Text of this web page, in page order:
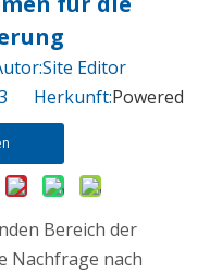
Editor
Herkunft:Powered
Bereich der
Nachfrage nach